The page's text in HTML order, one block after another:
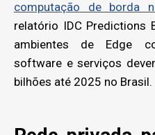
computação de borda
relatório IDC Predictions
ambientes de Edge
software e serviços
bilhões até 2025 no Brasil.